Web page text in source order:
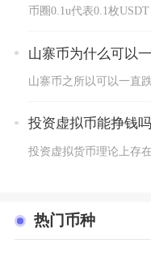
币圈0.1u代表0.1枚
山寨币为什么可以
投资虚拟币能挣钱吗
热门币种